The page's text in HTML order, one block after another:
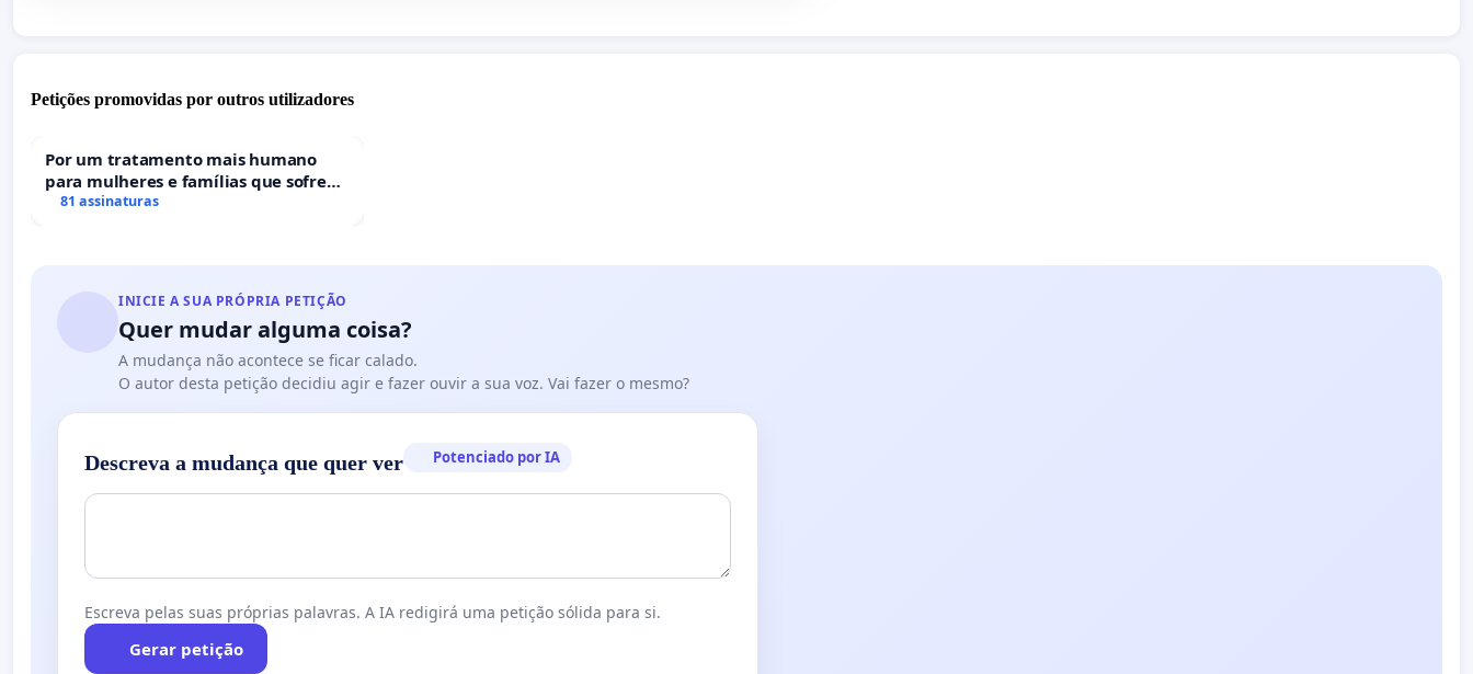
Petições promovidas por outros utilizadores
Por um tratamento mais humano
para mulheres e famílias que sofrem
uma perda gestacional nos hospitais
81 assinaturas
INICIE A SUA PRÓPRIA PETIÇÃO
Quer mudar alguma coisa?
A mudança não acontece se ficar calado.
O autor desta petição decidiu agir e fazer ouvir a sua voz. Vai fazer o mesmo?
Descreva a mudança que quer ver Potenciado por IA
Escreva pelas suas próprias palavras. A IA redigirá uma petição sólida para si.
Gerar petição